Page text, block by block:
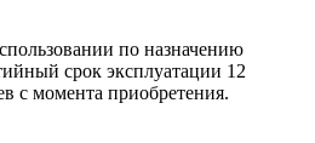
по назначению
срок эксплуатации 12
с момента приобретения.